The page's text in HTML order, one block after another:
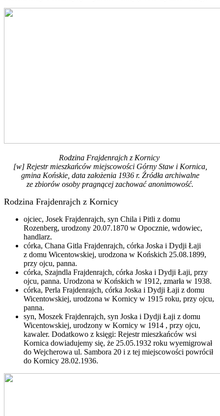
Rodzina Frajdenrajch z Kornicy
[w] Rejestr mieszkańców miejscowości Górny Staw i Kornica,
gmina Końskie, data założenia 1936 r. Źródła archiwalne
ze zbiorów osoby pragnącej zachować anonimowość.
Rodzina Frajdenrajch z Kornicy
ojciec, Josek Frajdenrajch, syn Chila i Pitli z domu
Rozenberg, urodzony 20.07.1870 w Opocznie, wdowiec,
handlarz.
córka, Chana Gitla Frajdenrajch, córka Joska i Dydji Łaji
z domu Wicentowskiej, urodzona w Końskich 25.08.1899,
przy ojcu, panna.
córka, Szajndla Frajdenrajch, córka Joska i Dydji Łaji, przy
ojcu, panna. Urodzona w Końskich w 1912, zmarła w 1938.
córka, Perla Frajdenrajch, córka Joska i Dydji Łaji z domu
Wicentowskiej, urodzona w Kornicy w 1915 roku, przy ojcu,
panna.
syn, Moszek Frajdenrajch, syn Joska i Dydji Łaji z domu
Wicentowskiej, urodzony w Kornicy w 1914 , przy ojcu,
kawaler. Dodatkowo z księgi: Rejestr mieszkańców wsi
Kornica dowiadujemy się, że 25.05.1932 roku wyemigrował
do Wejcherowa ul. Sambora 20 i z tej miejscowości powrócił
do Kornicy 28.02.1936.